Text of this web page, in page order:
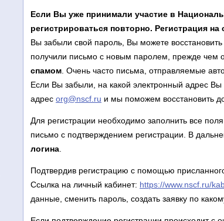
Если Вы уже принимали участие в
регистрироваться повторно. Регистрация
Вы забыли свой пароль, Вы можете восстановить
получили письмо с новым паролем, прежде чем
спамом . Очень часто письма, отправляемые
Если Вы забыли, на какой электронный адрес
адрес org@nscf.ru и мы поможем восстановить
Для регистрации необходимо заполнить все поля
письмо с подтверждением регистрации. В
логина
Подтвердив регистрацию с помощью
Ссылка на личный кабинет: https://www.nscf.ru/
данные, сменить пароль, создать заявку по